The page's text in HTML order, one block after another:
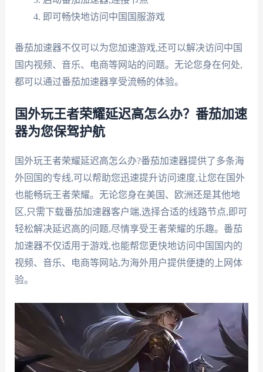
即可畅快地访问中国国服游戏
番茄加速器不仅可以为您加速游戏,还可以解决访问中国
国内视频、音乐、电商等网站的问题。无论您身在何处,
都可以通过番茄加速器享受流畅的体验。
国外玩王者荣耀延迟高怎么办？番茄加速
器为您保驾护航
国外玩王者荣耀延迟高怎么办?番茄加速器提供了多条海
外回国的专线,可以帮助您迅速提升访问速度,让您在国外
也能畅玩王者荣耀。无论您身在美国、欧洲还是其他地
区,只需下载番茄加速器客户端,选择合适的线路节点,即可
轻松解决延迟高的问题,尽情享受王者荣耀的乐趣。番茄
加速器不仅适用于游戏,也能帮您更快地访问中国国内的
视频、音乐、电商等网站,为海外用户提供便捷的上网体
验。